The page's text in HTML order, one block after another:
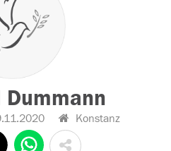
Konstanz